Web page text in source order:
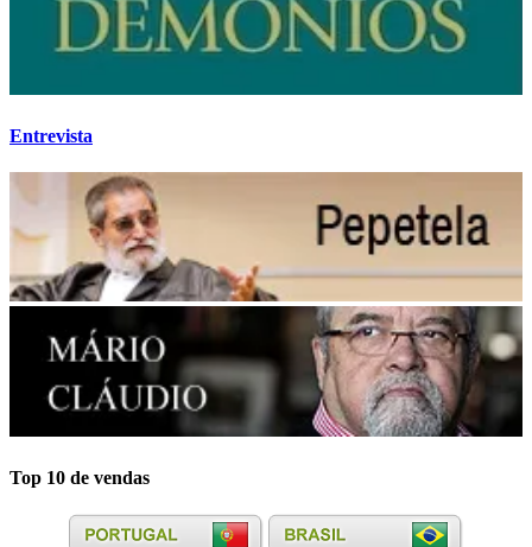
Entrevista
Top 10 de vendas